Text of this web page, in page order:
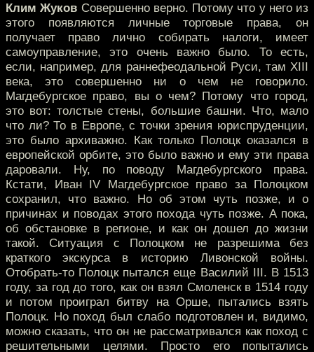
Клим Жуков Совершенно верно. Потому что у него из
этого появляются личные торговые права, он
получает право лично собирать налоги, имеет
самоуправление, это очень важно было. То есть,
если, например, для раннефеодальной Руси, там XIII
века, это совершенно ни о чем не говорило.
Магдебургское право, вы о чем? Потому что город,
это вот: толстые стены, большие башни. Что, мало
что ли? То в Европе, с точки зрения юриспруденции,
это было архиважно. Как только Полоцк оказался в
европейской орбите, это было важно и ему эти права
даровали. Ну, по поводу Магдебургского права.
Кстати, Иван IV Магдебургское право за Полоцком
сохранил, что важно. Но об этом чуть позже, и о
причинах и поводах этого похода чуть позже. А пока,
об обстановке в регионе, и как он дошел до жизни
такой. Ситуация с Полоцком не разрешима без
краткого экскурса в историю Ливонской войны.
Отобрать-то Полоцк пытался еще Василий III. В 1513
году, за год до того, как он взял Смоленск в 1514 году
и потом проиграл битву на Орше, пытались взять
Полоцк. Но поход был слабо подготовлен и, видимо,
можно сказать, что он не рассматривался как поход с
решительными целями. Просто его попытались